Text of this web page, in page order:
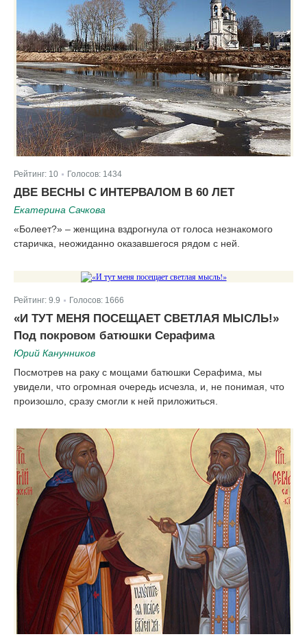
Рейтинг: 10 Голосов: 1434
ДВЕ ВЕСНЫ С ИНТЕРВАЛОМ В 60 ЛЕТ
Екатерина Сачкова
«Болеет?» – женщина вздрогнула от голоса незнакомого
старичка, неожиданно оказавшегося рядом с ней.
Рейтинг: 9.9 Голосов: 1666
«И ТУТ МЕНЯ ПОСЕЩАЕТ СВЕТЛАЯ МЫСЛЬ!»
Под покровом батюшки Серафима
Юрий Канунников
Посмотрев на раку с мощами батюшки Серафима, мы
увидели, что огромная очередь исчезла, и, не понимая, что
произошло, сразу смогли к ней приложиться.